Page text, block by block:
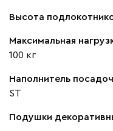
Высота
Максимальная
100 кг
Наполнитель
ST
Подушки